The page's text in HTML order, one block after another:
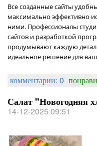
Все созданные сайты
максимально эффективно
ними. Профессионалы
сайтов и разработкой
продумывают каждую
идеальное решение для
комментарии: 0
Салат "Новогодняя
14-12-2025 09:51